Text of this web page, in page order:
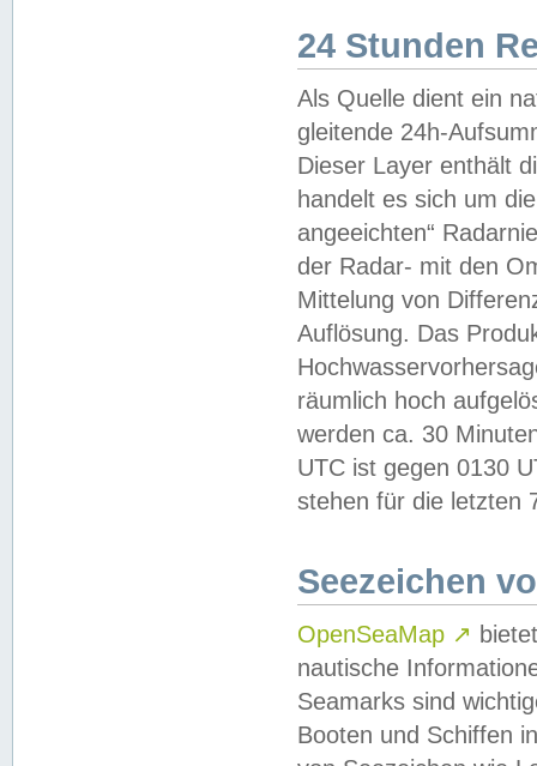
24 Stunden
Als Quelle dient ein
gleitende 24h-
Dieser Layer enthält
handelt es sich um
angeeichten“
der Radar- mit den
Mittelung von
Auflösung. Das
räumlich hoch
werden ca. 30
UTC ist gegen 0130
stehen für die letzten
Seezeichen
OpenSeaMap ↗
nautische
Seamarks sind
Booten und Schiffen